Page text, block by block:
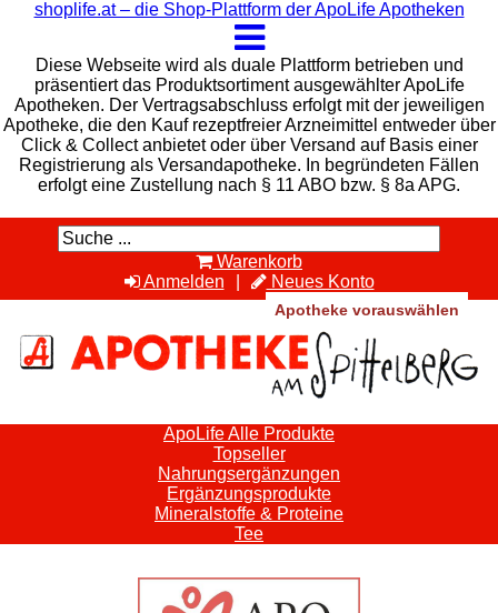
shoplife.at – die Shop-Plattform der ApoLife Apotheken
Diese Webseite wird als duale Plattform betrieben und
präsentiert das Produktsortiment ausgewählter ApoLife
Apotheken. Der Vertragsabschluss erfolgt mit der jeweiligen
Apotheke, die den Kauf rezeptfreier Arzneimittel entweder über
Click & Collect anbietet oder über Versand auf Basis einer
Registrierung als Versandapotheke. In begründeten Fällen
erfolgt eine Zustellung nach § 11 ABO bzw. § 8a APG.
Warenkorb
Anmelden
Neues Konto
Apotheke vorauswählen
ApoLife Alle Produkte
Topseller
Nahrungsergänzungen
Ergänzungsprodukte
Mineralstoffe & Proteine
Tee